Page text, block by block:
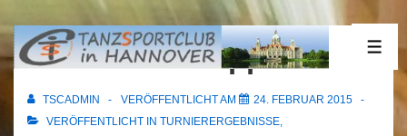
Zum
Inhalt24.02.2015 Wuppertal
TSCADMIN VERÖFFENTLICHT AM
24. FEBRUAR 2015
VERÖFFENTLICHT IN TURNIERERGEBNISSE,